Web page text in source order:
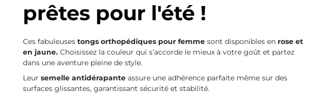
prêtes pour l'été !
Ces fabuleuses tongs orthopédiques pour femme sont disponibles en rose et
en jaune. Choisissez la couleur qui s’accorde le mieux à votre goût et partez
dans une aventure pleine de style.
Leur semelle antidérapante assure une adhérence parfaite même sur des
surfaces glissantes, garantissant sécurité et stabilité.